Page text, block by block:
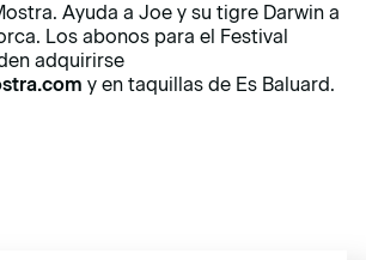
Ayuda a Joe y su tigre Darwin a
Los abonos para el Festival
adquirirse
y en taquillas de Es Baluard.